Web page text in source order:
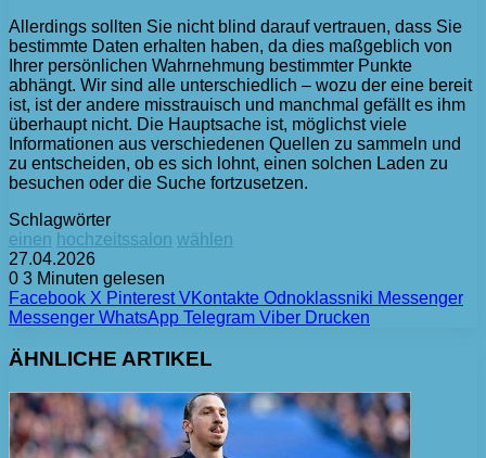
Allerdings sollten Sie nicht blind darauf vertrauen, dass Sie
bestimmte Daten erhalten haben, da dies maßgeblich von
Ihrer persönlichen Wahrnehmung bestimmter Punkte
abhängt. Wir sind alle unterschiedlich – wozu der eine bereit
ist, ist der andere misstrauisch und manchmal gefällt es ihm
überhaupt nicht. Die Hauptsache ist, möglichst viele
Informationen aus verschiedenen Quellen zu sammeln und
zu entscheiden, ob es sich lohnt, einen solchen Laden zu
besuchen oder die Suche fortzusetzen.
Schlagwörter
einen hochzeitssalon wählen
27.04.2026
0 3 Minuten gelesen
Facebook X Pinterest VKontakte Odnoklassniki Messenger
Messenger WhatsApp Telegram Viber Drucken
ÄHNLICHE ARTIKEL